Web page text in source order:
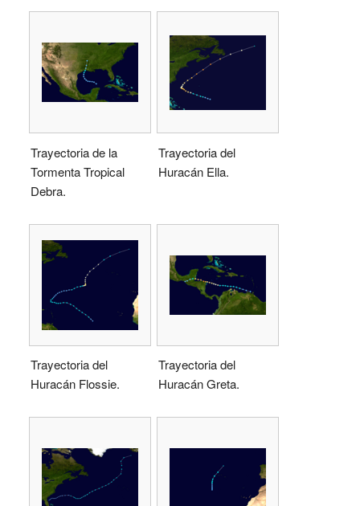
Trayectoria de la
Tormenta Tropical
Debra.
Trayectoria del
Huracán Ella.
Trayectoria del
Huracán Flossie.
Trayectoria del
Huracán Greta.